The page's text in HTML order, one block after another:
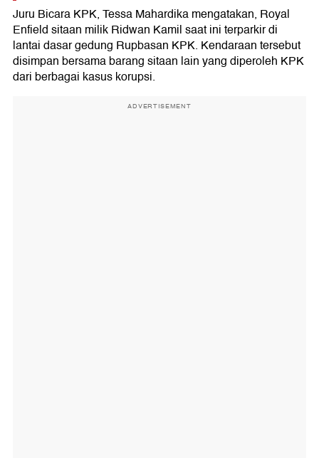
Juru Bicara KPK, Tessa Mahardika mengatakan, Royal
Enfield sitaan milik Ridwan Kamil saat ini terparkir di
lantai dasar gedung Rupbasan KPK. Kendaraan tersebut
disimpan bersama barang sitaan lain yang diperoleh KPK
dari berbagai kasus korupsi.
ADVERTISEMENT